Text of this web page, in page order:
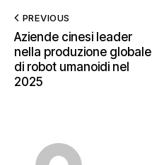
PREVIOUS
Aziende cinesi leader
nella produzione globale
di robot umanoidi nel
2025